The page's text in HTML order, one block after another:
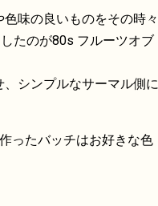
味の良いものをその時々
たのが80s フルーツオブ
シンプルなサーマル側に
ったバッチはお好きな色